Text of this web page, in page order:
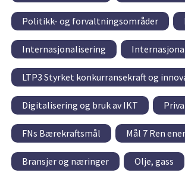
Politikk- og forvaltningsområder
Internasjonalisering
LTP3 Styrket konkurransekraft og
Digitalisering og bruk av IKT
FNs Bærekraftsmål Mål 7 Ren
Bransjer og næringer Olje, gass